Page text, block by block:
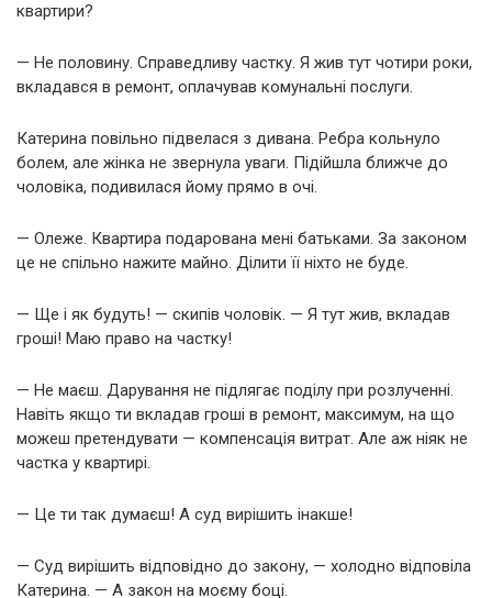
квартири?
— Не половину. Справедливу частку. Я жив тут чотири роки,
вкладався в ремонт, оплачував комунальні послуги.
Катерина повільно підвелася з дивана. Ребра кольнуло
болем, але жінка не звернула уваги. Підійшла ближче до
чоловіка, подивилася йому прямо в очі.
— Олеже. Квартира подарована мені батьками. За законом
це не спільно нажите майно. Ділити її ніхто не буде.
— Ще і як будуть! — скипів чоловік. — Я тут жив, вкладав
гроші! Маю право на частку!
— Не маєш. Дарування не підлягає поділу при розлученні.
Навіть якщо ти вкладав гроші в ремонт, максимум, на що
можеш претендувати — компенсація витрат. Але аж ніяк не
частка у квартирі.
— Це ти так думаєш! А суд вирішить інакше!
— Суд вирішить відповідно до закону, — холодно відповіла
Катерина. — А закон на моєму боці.